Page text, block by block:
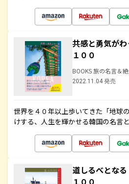
共感と勇気が
１００
BOOKS 旅の名言＆
2022.11.04 発売
世界を４０年以上歩いてきた「地球
けする、人生を輝かせる韓国の名言
道しるべとな
１００